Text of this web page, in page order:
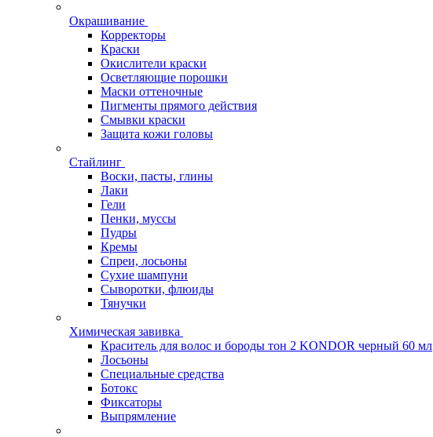
Окрашивание
Корректоры
Краски
Окислители краски
Осветляющие порошки
Маски оттеночные
Пигменты прямого действия
Смывки краски
Защита кожи головы
Стайлинг
Воски, пасты, глины
Лаки
Гели
Пенки, муссы
Пудры
Кремы
Спреи, лосьоны
Сухие шампуни
Сыворотки, флюиды
Тянучки
Химическая завивка
Краситель для волос и бороды тон 2 KONDOR черный 60 мл
Лосьоны
Специальные средства
Ботокс
Фиксаторы
Выпрямление